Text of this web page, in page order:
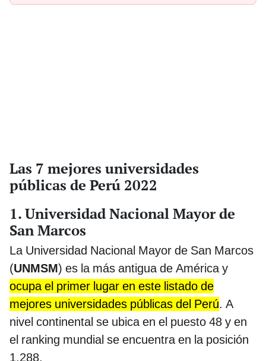
Las 7 mejores universidades
públicas de Perú 2022
1. Universidad Nacional Mayor de
San Marcos
La Universidad Nacional Mayor de San Marcos
(UNMSM) es la más antigua de América y
ocupa el primer lugar en este listado de
mejores universidades públicas del Perú. A
nivel continental se ubica en el puesto 48 y en
el ranking mundial se encuentra en la posición
1.288.